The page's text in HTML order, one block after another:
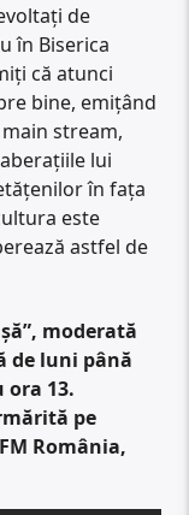
de
în Biserica
că atunci
bine, emițând
stream,
lui
în fața
este
astfel de
moderată
de luni până
ora 13.
pe
România,